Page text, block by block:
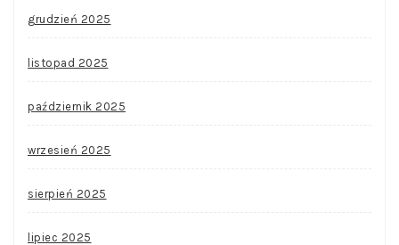
grudzień 2025
listopad 2025
październik 2025
wrzesień 2025
sierpień 2025
lipiec 2025